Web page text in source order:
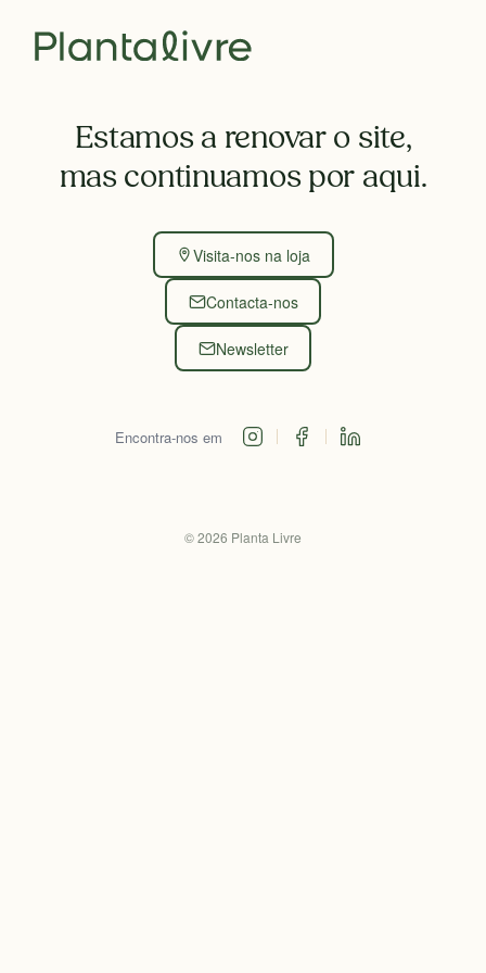
Estamos a renovar o site,
mas continuamos por aqui.
Visita-nos na loja
Contacta-nos
Newsletter
Encontra-nos em
©2026 Planta Livre